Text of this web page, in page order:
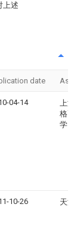
上述
date
04-14
上海
格高
学
10-26 天津